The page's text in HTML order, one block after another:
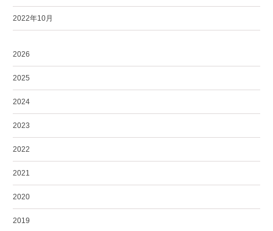
2022年10月
2026
2025
2024
2023
2022
2021
2020
2019